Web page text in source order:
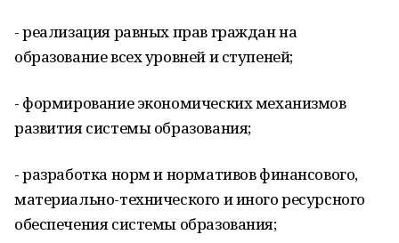
- реализация равных прав граждан на
образование всех уровней и ступеней;
- формирование экономических механизмов
развития системы образования;
- разработка норм и нормативов финансового,
материально-технического и иного ресурсного
обеспечения системы образования;